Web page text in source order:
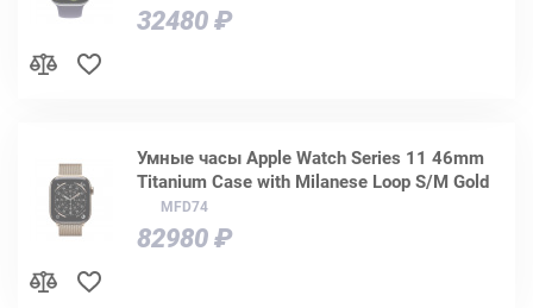
32480 ₽
Умные часы Apple Watch Series 11 46mm
Titanium Case with Milanese Loop S/M Gold
MFD74
82980 ₽